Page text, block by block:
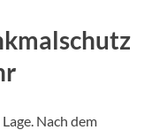
Nach dem